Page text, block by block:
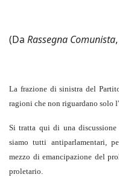
(Da Rassegna Comunista
La frazione di sinistra del
ragioni che non riguardano solo
Si tratta qui di una
siamo tutti antiparlamentari,
mezzo di emancipazione del
proletario.